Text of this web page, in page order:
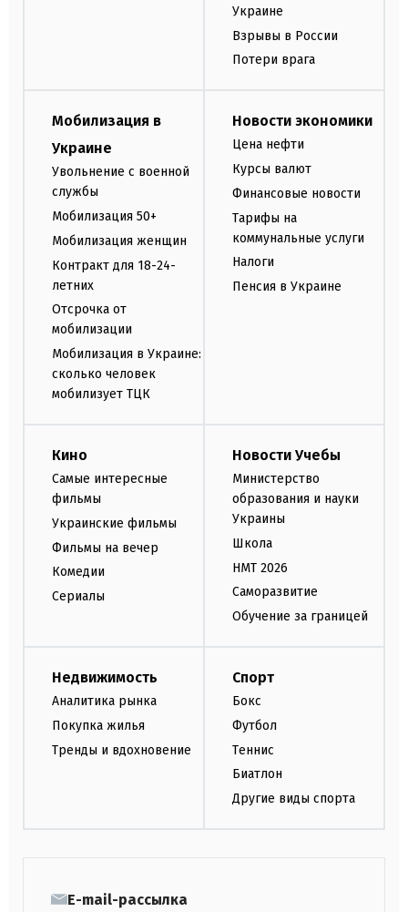
Украине
Взрывы в России
Потери врага
Мобилизация в
Украине
Увольнение с военной
службы
Мобилизация 50+
Мобилизация женщин
Контракт для 18-24-
летних
Отсрочка от
мобилизации
Мобилизация в Украине:
сколько человек
мобилизует ТЦК
Новости экономики
Цена нефти
Курсы валют
Финансовые новости
Тарифы на
коммунальные услуги
Налоги
Пенсия в Украине
Кино
Самые интересные
фильмы
Украинские фильмы
Фильмы на вечер
Комедии
Сериалы
Новости Учебы
Министерство
образования и науки
Украины
Школа
НМТ 2026
Саморазвитие
Обучение за границей
Недвижимость
Аналитика рынка
Покупка жилья
Тренды и вдохновение
Спорт
Бокс
Футбол
Теннис
Биатлон
Другие виды спорта
E-mail-рассылка